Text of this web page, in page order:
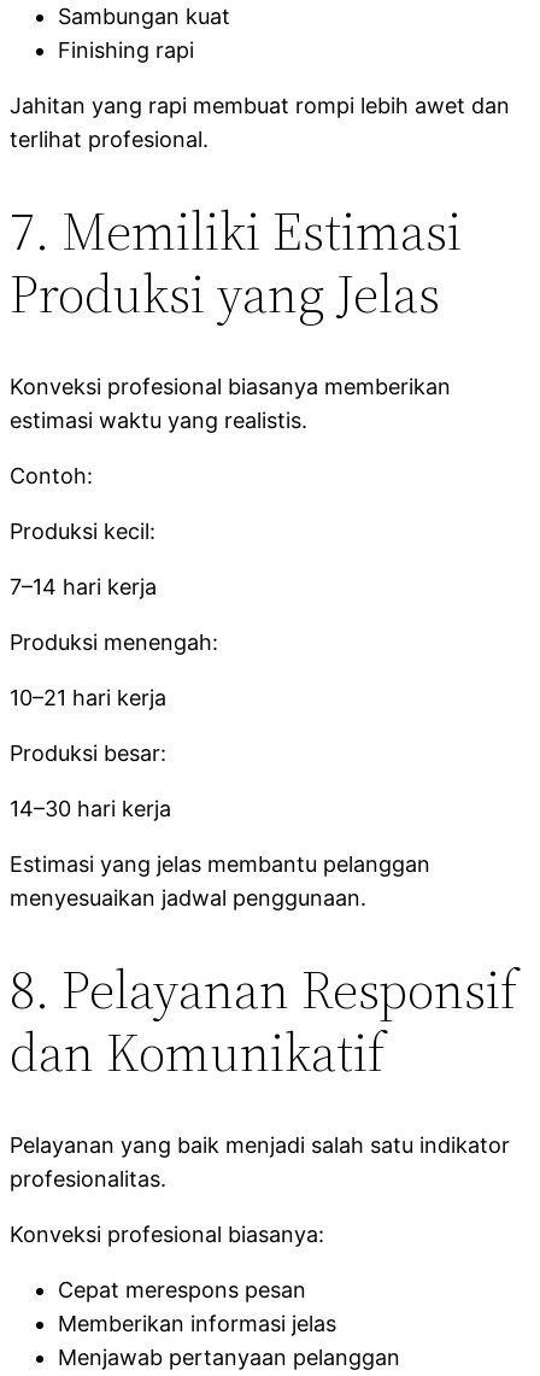
Sambungan kuat
Finishing rapi
Jahitan yang rapi membuat rompi lebih awet dan
terlihat profesional.
7. Memiliki Estimasi
Produksi yang Jelas
Konveksi profesional biasanya memberikan
estimasi waktu yang realistis.
Contoh:
Produksi kecil:
7–14 hari kerja
Produksi menengah:
10–21 hari kerja
Produksi besar:
14–30 hari kerja
Estimasi yang jelas membantu pelanggan
menyesuaikan jadwal penggunaan.
8. Pelayanan Responsif
dan Komunikatif
Pelayanan yang baik menjadi salah satu indikator
profesionalitas.
Konveksi profesional biasanya:
Cepat merespons pesan
Memberikan informasi jelas
Menjawab pertanyaan pelanggan